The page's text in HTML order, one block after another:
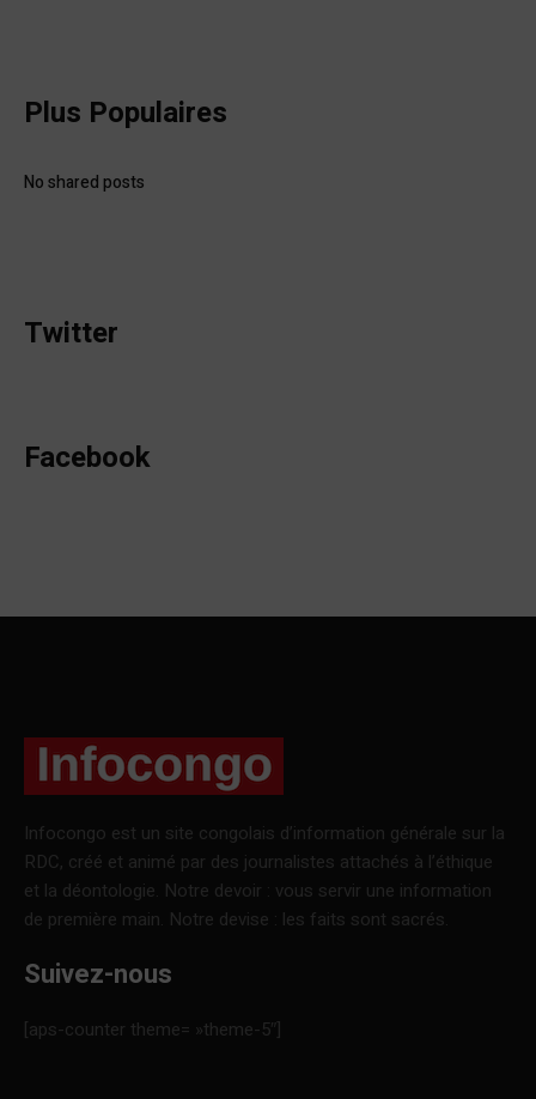
Plus Populaires
No shared posts
Twitter
Facebook
Infocongo est un site congolais d’information générale sur la
RDC, créé et animé par des journalistes attachés à l’éthique
et la déontologie. Notre devoir : vous servir une information
de première main. Notre devise : les faits sont sacrés.
Suivez-nous
[aps-counter theme= »theme-5″]